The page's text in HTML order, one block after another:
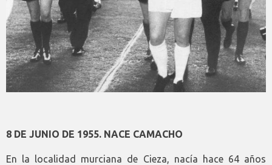
8 DE JUNIO DE 1955. NACE CAMACHO
En la localidad murciana de Cieza, nacía hace 64 años